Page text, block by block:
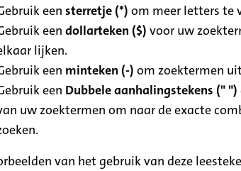
eensterretje (*) om meer letters te
eendollarteken ($) voor uw
lijken.
een minteken (-) om zoektermen
een Dubbele aanhalingstekens (" ")
uw zoektermen om naar de exacte
van het gebruik van deze